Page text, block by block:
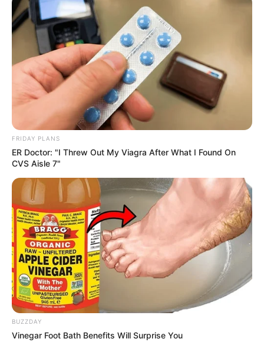
FRIDAY PLANS
ER Doctor: "I Threw Out My Viagra After What I Found On
CVS Aisle 7"
BUZZDAY
Vinegar Foot Bath Benefits Will Surprise You